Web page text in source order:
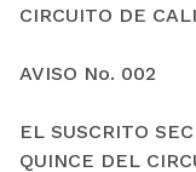
CIRCUITO DE CALI
AVISO No. 002
EL SUSCRITO
QUINCE DEL